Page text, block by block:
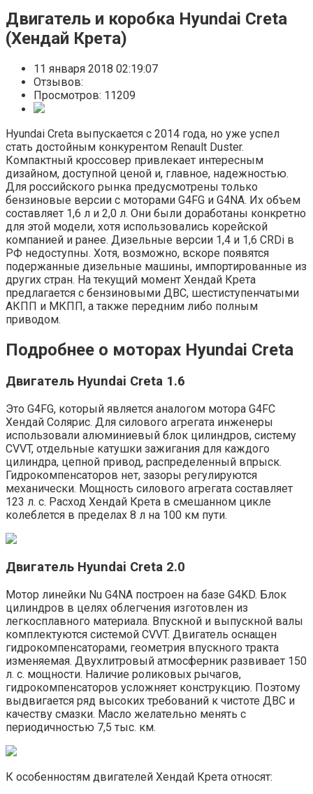
Двигатель и коробка Hyundai Creta
(Хендай Крета)
11 января 2018 02:19:07
Отзывов:
Просмотров: 11209
Hyundai Creta выпускается с 2014 года, но уже успел
стать достойным конкурентом Renault Duster.
Компактный кроссовер привлекает интересным
дизайном, доступной ценой и, главное, надежностью.
Для российского рынка предусмотрены только
бензиновые версии с моторами G4FG и G4NA. Их объем
составляет 1,6 л и 2,0 л. Они были доработаны конкретно
для этой модели, хотя использовались корейской
компанией и ранее. Дизельные версии 1,4 и 1,6 CRDi в
РФ недоступны. Хотя, возможно, вскоре появятся
подержанные дизельные машины, импортированные из
других стран. На текущий момент Хендай Крета
предлагается с бензиновыми ДВС, шестиступенчатыми
АКПП и МКПП, а также передним либо полным
приводом.
Подробнее о моторах Hyundai Creta
Двигатель Hyundai Creta 1.6
Это G4FG, который является аналогом мотора G4FC
Хендай Солярис. Для силового агрегата инженеры
использовали алюминиевый блок цилиндров, систему
CVVT, отдельные катушки зажигания для каждого
цилиндра, цепной привод, распределенный впрыск.
Гидрокомпенсаторов нет, зазоры регулируются
механически. Мощность силового агрегата составляет
123 л. с. Расход Хендай Крета в смешанном цикле
колеблется в пределах 8 л на 100 км пути.
Двигатель Hyundai Creta 2.0
Мотор линейки Nu G4NA построен на базе G4KD. Блок
цилиндров в целях облегчения изготовлен из
легкосплавного материала. Впускной и выпускной валы
комплектуются системой CVVT. Двигатель оснащен
гидрокомпенсаторами, геометрия впускного тракта
изменяемая. Двухлитровый атмосферник развивает 150
л. с. мощности. Наличие роликовых рычагов,
гидрокомпенсаторов усложняет конструкцию. Поэтому
выдвигается ряд высоких требований к чистоте ДВС и
качеству смазки. Масло желательно менять с
периодичностью 7,5 тыс. км.
К особенностям двигателей Хендай Крета относят: